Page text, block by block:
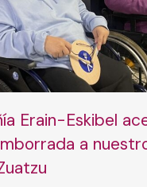
Erain-Eskibel
a